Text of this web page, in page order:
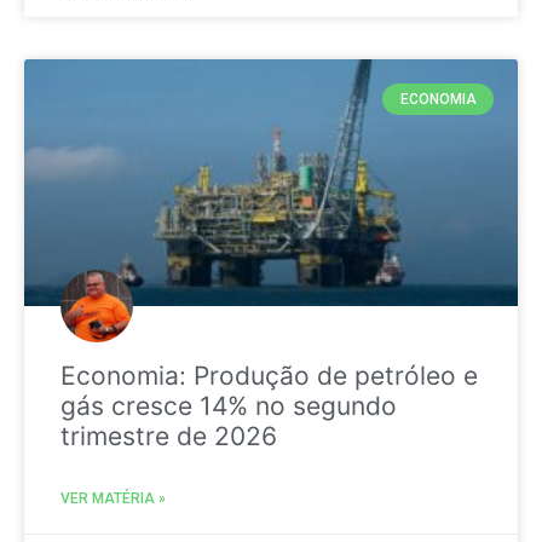
ECONOMIA
Economia: Produção de petróleo e
gás cresce 14% no segundo
trimestre de 2026
VER MATÉRIA »